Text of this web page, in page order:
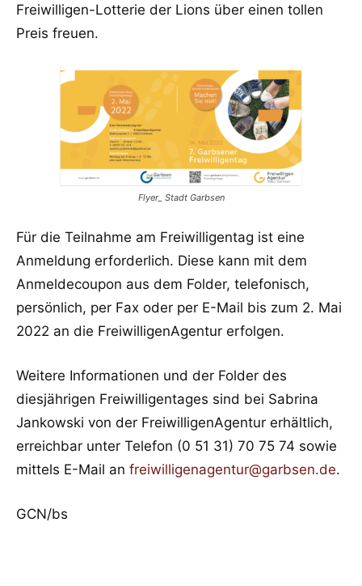
Freiwilligen-Lotterie der Lions über einen tollen
Preis freuen.
Flyer_ Stadt Garbsen
Für die Teilnahme am Freiwilligentag ist eine
Anmeldung erforderlich. Diese kann mit dem
Anmeldecoupon aus dem Folder, telefonisch,
persönlich, per Fax oder per E-Mail bis zum 2. Mai
2022 an die FreiwilligenAgentur erfolgen.
Weitere Informationen und der Folder des
diesjährigen Freiwilligentages sind bei Sabrina
Jankowski von der FreiwilligenAgentur erhältlich,
erreichbar unter Telefon (0 51 31) 70 75 74 sowie
mittels E-Mail an freiwilligenagentur@garbsen.de.
GCN/bs